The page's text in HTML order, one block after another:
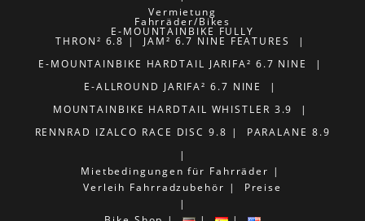
Vermietung
Fahrräder/Bikes
E-MOUNTAINBIKE FULLY
THRON² 6.8
JAM² 6.7 NINE FEATURES
E-MOUNTAINBIKE HARDTAIL JARIFA² 6.7 NINE
E-ALLROUND JARIFA² 6.7 NINE
MOUNTAINBIKE HARDTAIL WHISTLER 3.9
RENNRAD IZALCO RACE DISC 9.8 PARALANE 8.9
Mietbedingungen für Fahrräder
Verleih Fahrradzubehör
Preise